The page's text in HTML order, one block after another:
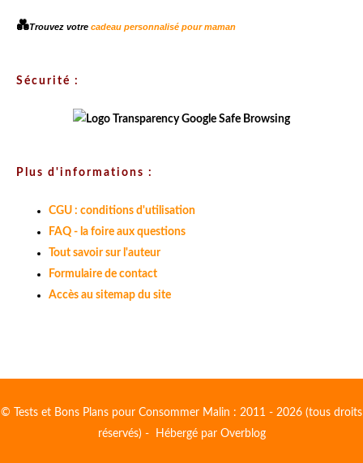
💑Trouvez votre cadeau personnalisé pour maman
Sécurité :
Plus d'informations :
CGU : conditions d'utilisation
FAQ - la foire aux questions
Tout savoir sur l'auteur
Formulaire de contact
Accès au sitemap du site
© Tests et Bons Plans pour Consommer Malin : 2011 - 2026 (tous droits
réservés) - Hébergé par Overblog